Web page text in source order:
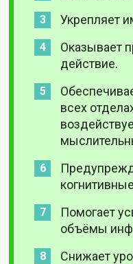
Укрепляет
Оказывает
действие.
всех
Помогает
объёмы
Снижает